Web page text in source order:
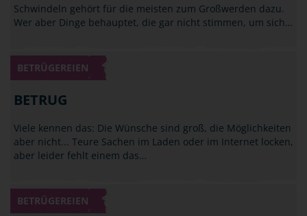
Schwindeln gehört für die meisten zum Großwerden dazu.
Wer aber Dinge behauptet, die gar nicht stimmen, um sich…
BETRÜGEREIEN
BETRUG
Viele kennen das: Die Wünsche sind groß, die Möglichkeiten
aber nicht... Teure Sachen im Laden oder im Internet locken,
aber leider fehlt einem das…
BETRÜGEREIEN